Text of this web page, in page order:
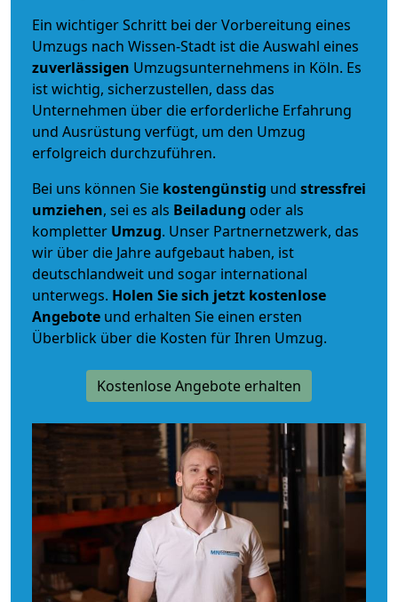
Ein wichtiger Schritt bei der Vorbereitung eines
Umzugs nach Wissen-Stadt ist die Auswahl eines
zuverlässigen Umzugsunternehmens in Köln. Es
ist wichtig, sicherzustellen, dass das
Unternehmen über die erforderliche Erfahrung
und Ausrüstung verfügt, um den Umzug
erfolgreich durchzuführen.
Bei uns können Sie kostengünstig und stressfrei
umziehen, sei es als Beiladung oder als
kompletter Umzug. Unser Partnernetzwerk, das
wir über die Jahre aufgebaut haben, ist
deutschlandweit und sogar international
unterwegs. Holen Sie sich jetzt kostenlose
Angebote und erhalten Sie einen ersten
Überblick über die Kosten für Ihren Umzug.
Kostenlose Angebote erhalten